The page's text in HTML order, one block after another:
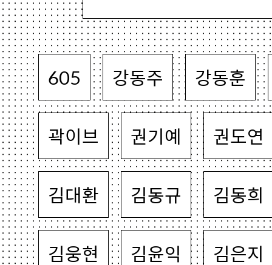
605 강동주 강동훈
곽이브 권기예 권도연
김대환 김동규 김동희
김웅현 김윤익 김은지